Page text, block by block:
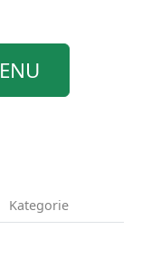
Kategorie